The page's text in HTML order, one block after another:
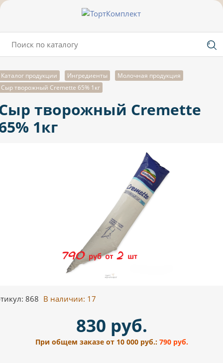
Каталог продукции Ингредиенты
Молочная продукция
Сыр творожный Cremette 65% 1кг
творожный Cremette
1кг
868 В наличии: 17
830 руб.
При общем заказе от 10 000 руб.: 790 руб.